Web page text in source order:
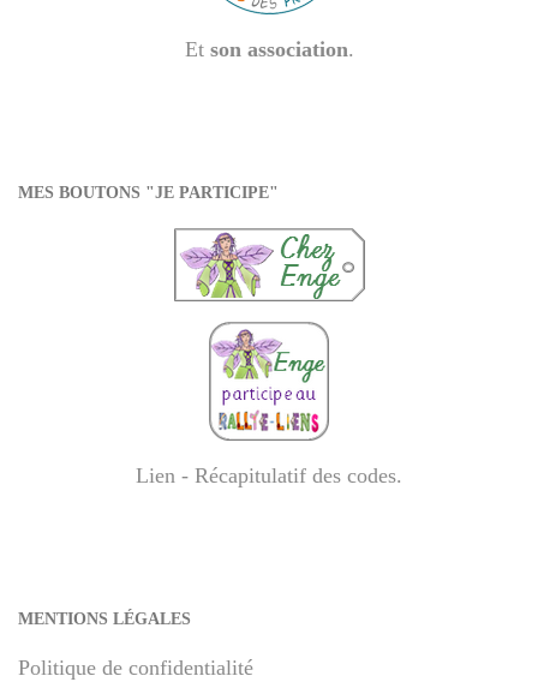
Et son association.
MES BOUTONS "JE PARTICIPE"
Lien - Récapitulatif des codes.
MENTIONS LÉGALES
Politique de confidentialité